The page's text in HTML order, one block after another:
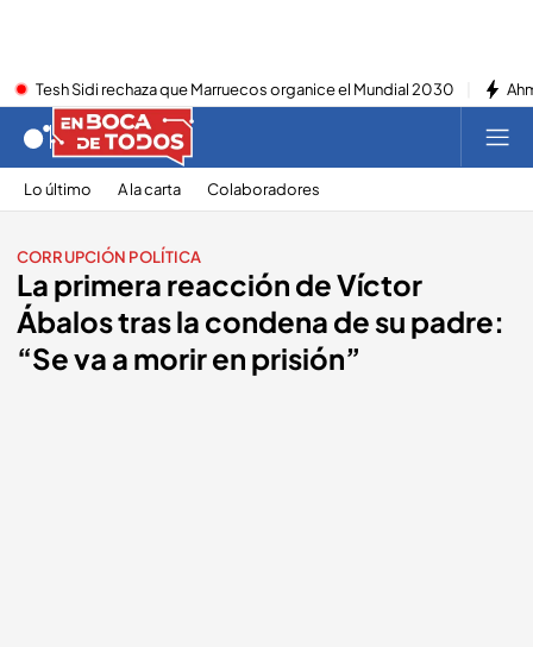
Tesh Sidi rechaza que Marruecos organice el Mundial 2030
Lo último A la carta Colaboradores
CORRUPCIÓN POLÍTICA
La primera reacción de Víctor
Ábalos tras la condena de su padre:
“Se va a morir en prisión”